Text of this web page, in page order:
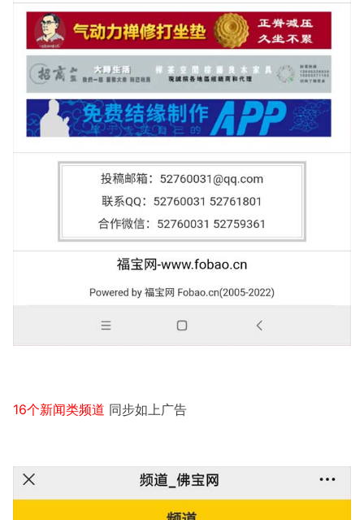
16个新闻类频道 同步如上广告